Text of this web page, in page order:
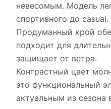
невесомым. Модель
спортивного до casual.
Продуманный крой
подходит для
защищает от ветра.
Контрастный цвет
это функциональный
актуальным из сезона